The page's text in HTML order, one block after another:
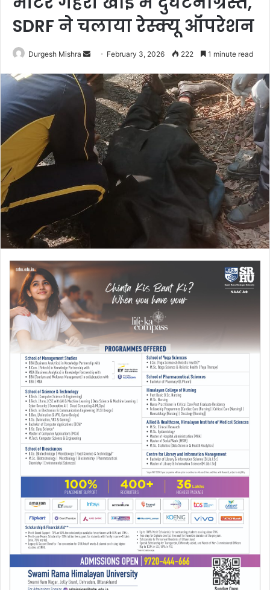
SDRF ने चलाया रेस्क्यू ऑपरेशन
Durgesh Mishra
Send
email
February 3, 2026 222 1 minute read